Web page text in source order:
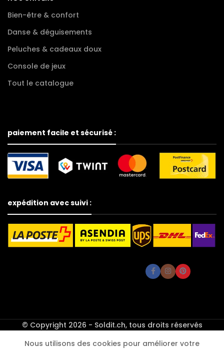
Bien-être & confort
Danse & déguisements
Peluches & cadeaux doux
Console de jeux
Tout le catalogue
paiement facile et sécurisé :
expédition avec suivi :
© Copyright 2026 - Soldit.ch, tous droits réservés
Nous utilisons des cookies pour améliorer votre
Lot de 5
récepteurs